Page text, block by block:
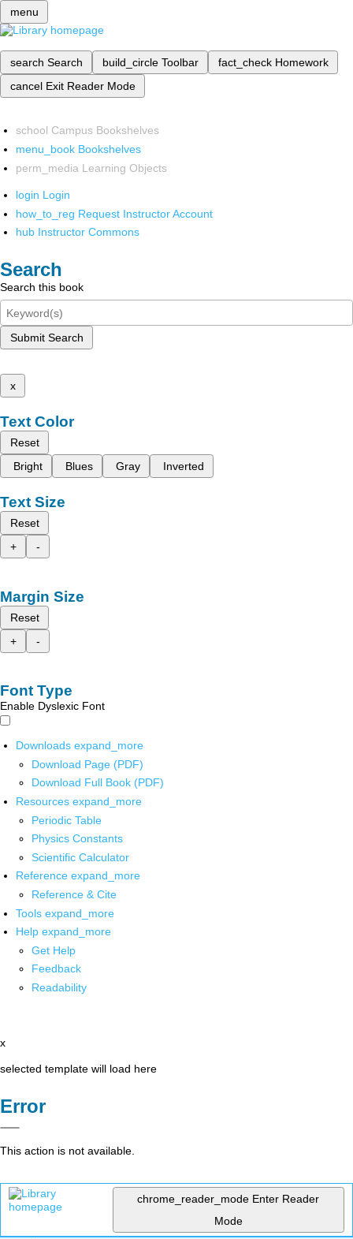
menu
search Search build_circle Toolbar fact_check Homework
cancel Exit Reader Mode
school Campus Bookshelves
menu_book Bookshelves
perm_media Learning Objects
login Login
how_to_reg Request Instructor Account
hub Instructor Commons
Search
Search this book
Submit Search
x
Text Color
Reset
Bright
Blues Gray Inverted
Text Size
Reset
+
-
Margin Size
Reset
+
-
Font Type
Enable Dyslexic Font
Downloads expand_more
Download Page (PDF)
Download Full Book (PDF)
Resources expand_more
Periodic Table
Physics Constants
Scientific Calculator
Reference expand_more
Reference & Cite
Tools expand_more
Help expand_more
Get Help
Feedback
Readability
x
selected template will load here
Error
This action is not available.
chrome_reader_mode Enter Reader
Mode